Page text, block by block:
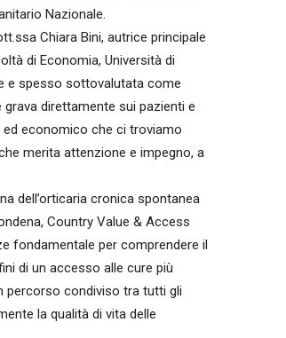
Nazionale.
Chiara Bini, autrice principale
di Economia, Università di
e spesso sottovalutata come
direttamente sui pazienti e
economico che ci troviamo
merita attenzione e impegno, a
dell’orticaria cronica spontanea
Country Value & Access
fondamentale per comprendere il
di un accesso alle cure più
percorso condiviso tra tutti gli
la qualità di vita delle